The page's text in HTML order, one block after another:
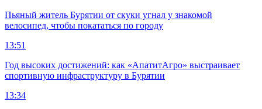
Пьяный житель Бурятии от скуки угнал у знакомой
велосипед, чтобы покататься по городу
13:51
Год высоких достижений: как «АпатитАгро» выстраивает
спортивную инфраструктуру в Бурятии
13:34